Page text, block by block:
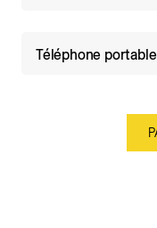
Téléphone portable